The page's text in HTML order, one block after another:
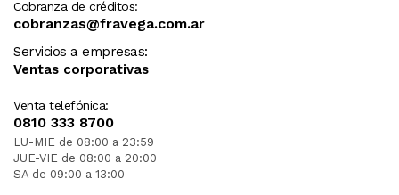
Cobranza de créditos:
cobranzas@fravega.com.ar
Servicios a empresas:
Ventas corporativas
Venta telefónica:
0810 333 8700
LU-MIE de 08:00 a 23:59
JUE-VIE de 08:00 a 20:00
SA de 09:00 a 13:00